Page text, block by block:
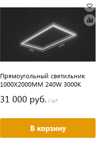
Прямоугольный светильник
1000Х2000MM 240W 3000K
31 000 руб. / шт
В корзину